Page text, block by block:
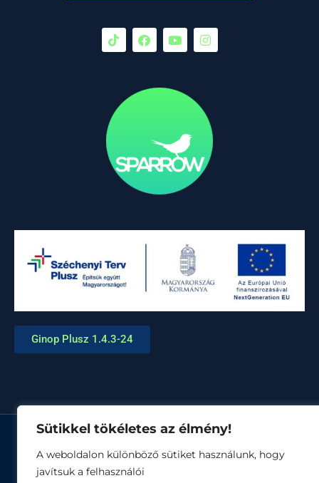
Sütikkel tökéletes az élmény!
A weboldalon különböző sütiket használunk, hogy
javítsuk a felhasználói
Ginop Plusz 1.4.3-24